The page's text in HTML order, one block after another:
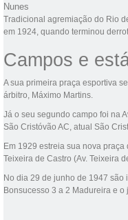
Nunes
Tradicional agremiação do Rio
em 1924 , quando terminou
Campos e
A sua primeira praça esportiva
árbitro, Máximo Martins.
Já o seu segundo campo foi na
São Cristóvão AC , atual São
Em 1929 estreia sua nova praça
Teixeira de Castro (Av. Teixeira
No dia 29 de junho de 1947 são
Bonsucesso 3 a 2 Madureira e o